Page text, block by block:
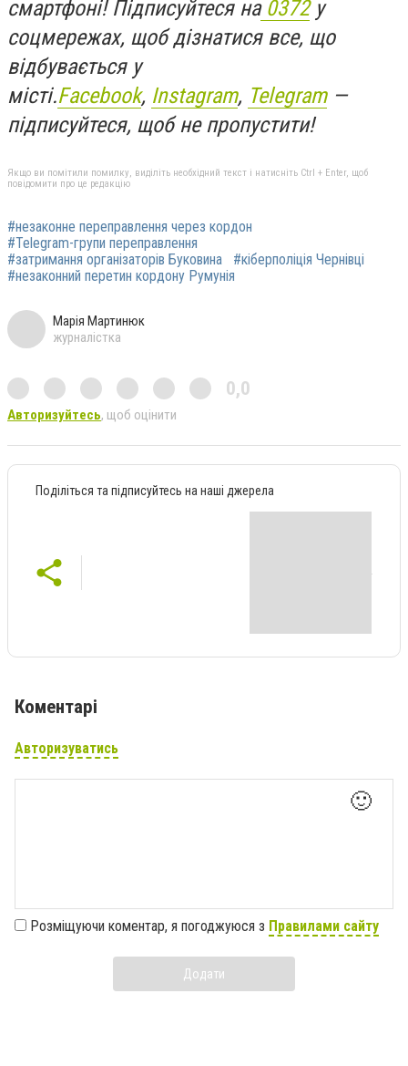
смартфоні! Підписуйтеся на0372у
соцмережах, щоб дізнатися все, що
відбувається у
місті.Facebook, Instagram, Telegram—
підписуйтеся, щоб не пропустити!
Якщо ви помітили помилку, виділіть необхідний текст і натисніть Ctrl + Enter, щоб
повідомити про це редакцію
#незаконне переправлення через кордон
#Telegram-групи переправлення
#затримання організаторів Буковина
#кіберполіція Чернівці
#незаконний перетин кордону Румунія
Марія Мартинюк
журналістка
0,0
Авторизуйтесь, щоб оцінити
Поділіться та підписуйтесь на наші джерела
Коментарі
Авторизуватись
🙂
Розміщуючи коментар, я погоджуюся з Правилами сайту
Додати